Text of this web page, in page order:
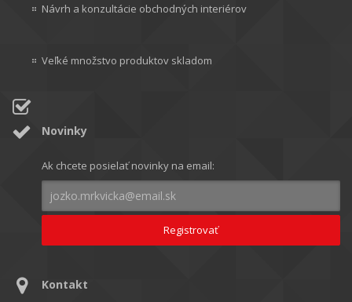
Návrh a konzultácie obchodných interiérov
Veľké množstvo produktov skladom
Novinky
Ak chcete posielať novinky na email:
Kontakt